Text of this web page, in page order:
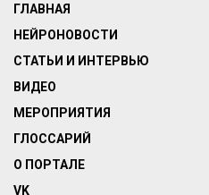
ГЛАВНАЯ
НЕЙРОНОВОСТИ
СТАТЬИ И ИНТЕРВЬЮ
ВИДЕО
МЕРОПРИЯТИЯ
ГЛОССАРИЙ
О ПОРТАЛЕ
VK